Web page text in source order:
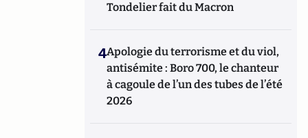
Tondelier fait du Macron
4Apologie du terrorisme et du viol,
antisémite : Boro 700, le chanteur
à cagoule de l’un des tubes de l’été
2026